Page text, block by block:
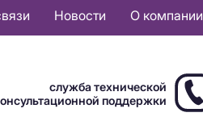
Новости О компании
служба технической
поддержки